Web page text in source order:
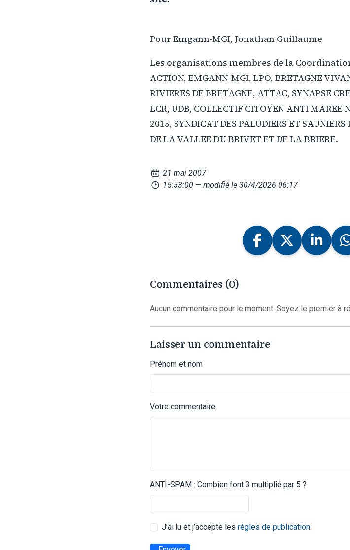
Pour Emgann-MGI, Jonathan Guillaume
Les organisations membres de la
ACTION, EMGANN-MGI, LPO, BRETAGNE
RIVIERES DE BRETAGNE, ATTAC, SYNAPSE
LCR, UDB, COLLECTIF CITOYEN ANTI MAREE
2015, SYNDICAT DES PALUDIERS ET
DE LA VALLEE DU BRIVET ET DE LA BRIERE.
21 mai 2007
15:53:00 — modifié le 30/4/2026 06:17
Commentaires (0)
Aucun commentaire pour le moment. Soyez le premier à
Laisser un commentaire
Prénom et nom
Votre commentaire
ANTI-SPAM : Combien font 3 multiplié par 5 ?
J’ai lu et j’accepte les règles de publication.